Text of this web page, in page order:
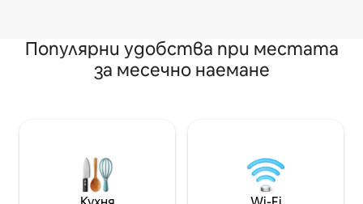
Популярни удобства при местата
за месечно наемане